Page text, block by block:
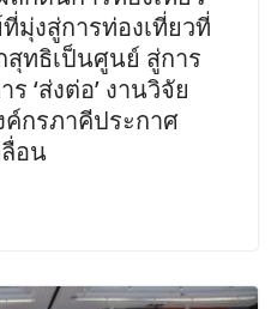
มุ่งสู่การท่องเที่ยวที่
ทธิเป็นศูนย์ สู่การ
‘ส่งต่อ’ งานวิจัย
กรภาคีประกาศ
อน